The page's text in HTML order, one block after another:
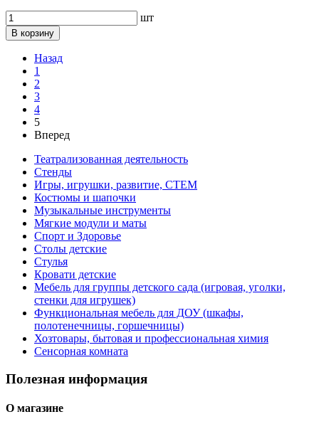
шт
В корзину
Назад
1
2
3
4
5
Вперед
Театрализованная деятельность
Стенды
Игры, игрушки, развитие, СТЕМ
Костюмы и шапочки
Музыкальные инструменты
Мягкие модули и маты
Спорт и Здоровье
Столы детские
Стулья
Кровати детские
Мебель для группы детского сада (игровая, уголки,
стенки для игрушек)
Функциональная мебель для ДОУ (шкафы,
полотенечницы, горшечницы)
Хозтовары, бытовая и профессиональная химия
Сенсорная комната
Полезная информация
О магазине